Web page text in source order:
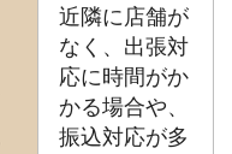
近隣に店舗が
なく、出張対
応に時間がか
かる場合や、
振込対応が多